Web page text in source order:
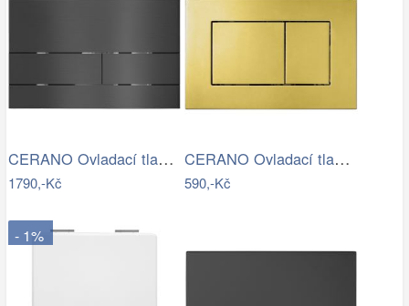
CERANO Ovladací tlačítko WC modulů Lite…
1790,-Kč
CERANO Ovladací tlačítko WC modulů Lite…
590,-Kč
- 1%